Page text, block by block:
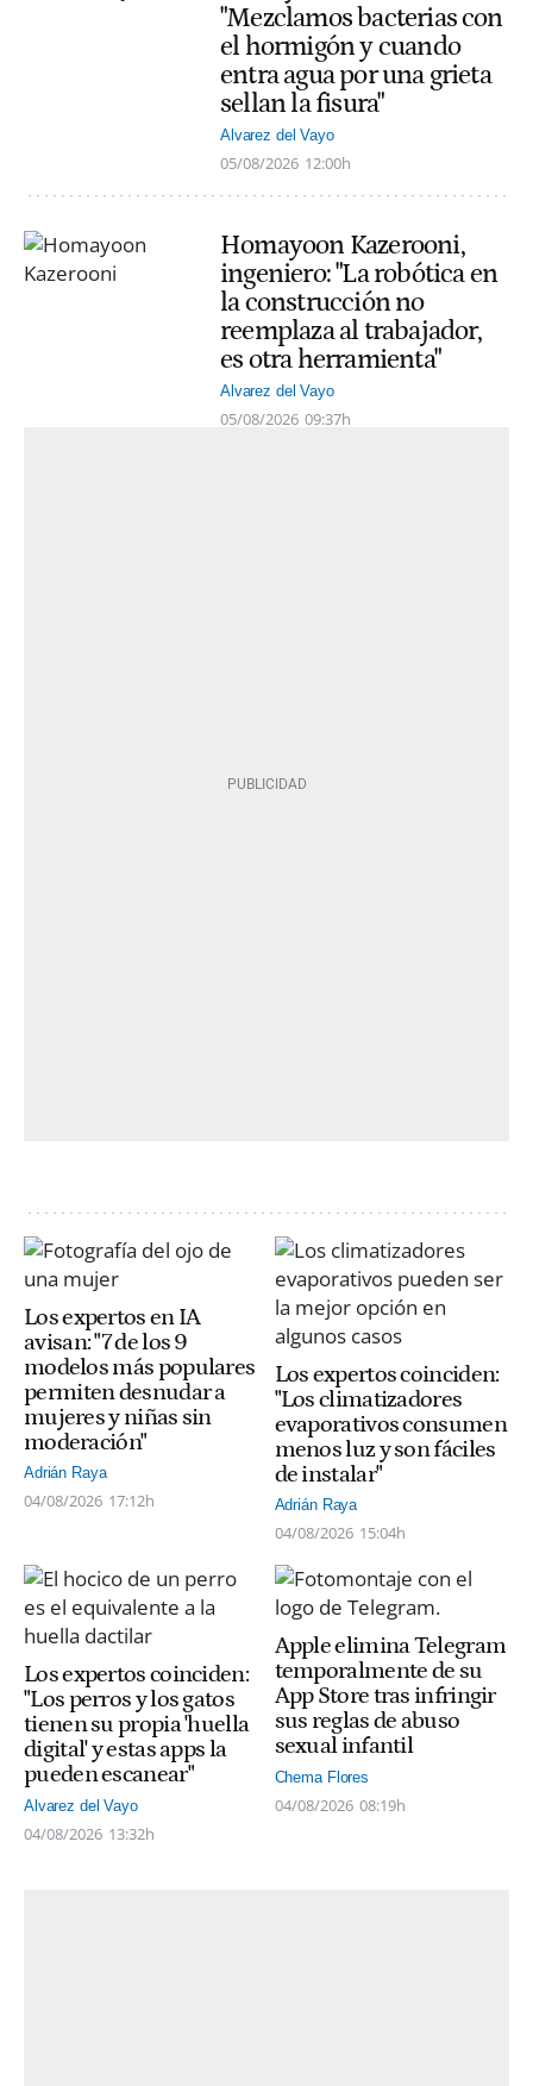
"Mezclamos bacterias con
el hormigón y cuando
entra agua por una grieta
sellan la fisura"
Alvarez del Vayo
05/08/2026 12:00h
Homayoon Kazerooni,
ingeniero: "La robótica en
la construcción no
reemplaza al trabajador,
es otra herramienta"
Alvarez del Vayo
05/08/2026 09:37h
Los expertos en IA
avisan: "7 de los 9
modelos más populares
permiten desnudar a
mujeres y niñas sin
moderación"
Adrián Raya
04/08/2026 17:12h
Los expertos coinciden:
"Los climatizadores
evaporativos consumen
menos luz y son fáciles
de instalar"
Adrián Raya
04/08/2026 15:04h
Los expertos coinciden:
"Los perros y los gatos
tienen su propia 'huella
digital' y estas apps la
pueden escanear"
Alvarez del Vayo
04/08/2026 13:32h
Apple elimina Telegram
temporalmente de su
App Store tras infringir
sus reglas de abuso
sexual infantil
Chema Flores
04/08/2026 08:19h